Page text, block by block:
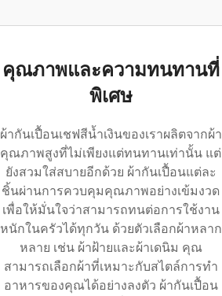
คุณภาพและความทนทานที่
พิเศษ
ผ้ากันเปื้อนเชฟสีน้ำเงินของเราผลิตจากผ้า
คุณภาพสูงที่ไม่เพียงแต่ทนทานเท่านั้น แต่
ยังสวมใส่สบายอีกด้วย ผ้ากันเปื้อนแต่ละ
ชิ้นผ่านการควบคุมคุณภาพอย่างเข้มงวด
เพื่อให้มั่นใจว่าสามารถทนต่อการใช้งาน
หนักในครัวได้ทุกวัน ด้วยตัวเลือกผ้าหลาก
หลาย เช่น ผ้าฝ้ายและผ้าเดนิม คุณ
สามารถเลือกผ้าที่เหมาะกับสไตล์การทำ
อาหารของคุณได้อย่างลงตัว ผ้ากันเปื้อน